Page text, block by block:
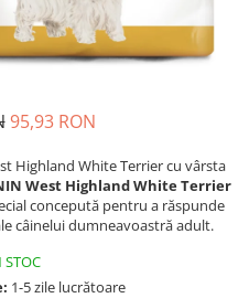
95,93 RON
Highland White Terrier cu vârsta
West Highland White Terrier
concepută pentru a răspunde
câinelui dumneavoastră adult.
STOC
1-5 zile lucrătoare